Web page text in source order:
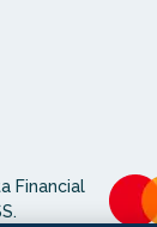
Financial